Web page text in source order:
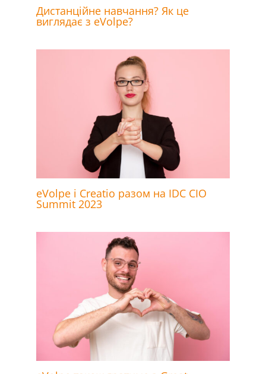
Дистанційне навчання? Як це
виглядає з eVolpe?
eVolpe і Creatio разом на IDC CIO
Summit 2023